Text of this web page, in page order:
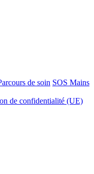
de soin SOS Mains
de confidentialité (UE)